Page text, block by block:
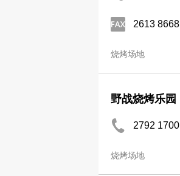
2613 8668
烧烤场地
野战烧烤乐园
2792 1700
烧烤场地